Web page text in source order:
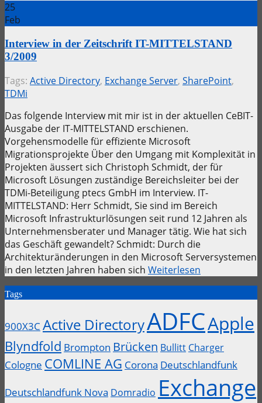
25
Feb
Interview in der Zeitschrift IT-MITTELSTAND
3/2009
Tags: Active Directory, Exchange Server, SharePoint,
TDMi
Das folgende Interview mit mir ist in der aktuellen CeBIT-
Ausgabe der IT-MITTELSTAND erschienen.
Vorgehensmodelle für effiziente Microsoft
Migrationsprojekte Über den Umgang mit Komplexität in
Projekten äussert sich Christoph Schmidt, der für
Microsoft Lösungen zuständige Bereichsleiter bei der
TDMi-Beteiligung ptecs GmbH im Interview. IT-
MITTELSTAND: Herr Schmidt, Sie sind im Bereich
Microsoft Infrastrukturlösungen seit rund 12 Jahren als
Unternehmensberater und Manager tätig. Wie hat sich
das Geschäft gewandelt? Schmidt: Durch die
Architekturänderungen in den Microsoft Serversystemen
in den letzten Jahren haben sich Weiterlesen
Tags
900X3C Active DirectoryADFCApple
Blyndfold Brompton Brücken Bullitt Charger
Cologne COMLINE AG Corona Deutschlandfunk
Deutschlandfunk Nova Domradio Exchange